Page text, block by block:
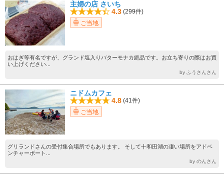
主婦の店 さいち
4.3 (299件)
ご当地
おはぎ等有名ですが、グランド塩入りバターモナカ絶品です。お立ち寄りの際はお買
い上げください...
by ふうさんさん
ニドムカフェ
4.8 (41件)
ご当地
グリランドさんの受付集合場所でもあります。 そして十和田湖の凄い場所をアドベ
ンチャーボート...
by のんさん